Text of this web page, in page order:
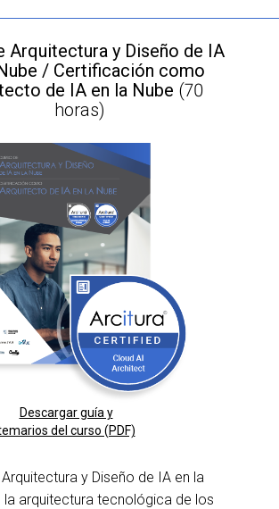
Arquitectura y Diseño de IA
/ Certificación como
de IA en la Nube (70
horas)
Descargar guía y
del curso (PDF)
y Diseño de IA en la
la arquitectura tecnológica de los